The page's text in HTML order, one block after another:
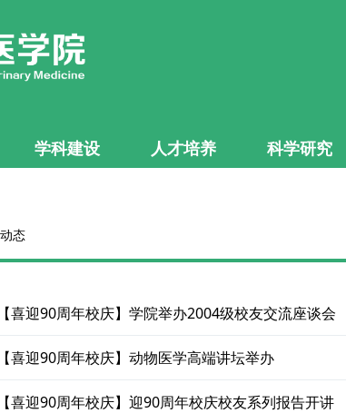
学科建设 人才培养 科学研究
态
【喜迎90周年校庆】学院举办2004级校友交流座谈会
【喜迎90周年校庆】动物医学高端讲坛举办
【喜迎90周年校庆】迎90周年校庆校友系列报告开讲